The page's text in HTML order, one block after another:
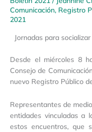
Comunicación, Registro
2021
Jornadas para
Desde el miércoles 8
Consejo de
nuevo Registro Público
Representantes de
entidades vinculadas a
estos encuentros, que